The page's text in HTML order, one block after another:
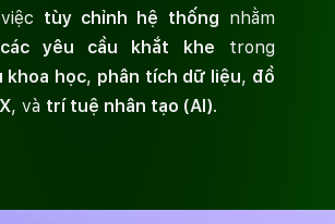
tùy chỉnh hệ thống nhằm
yêu cầu khắt khe trong
khoa học, phân tích dữ liệu, đồ
, và trí tuệ nhân tạo (AI).